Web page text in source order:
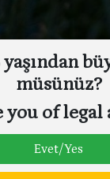
yaşından
müsünüz?
you of legal
Evet/Yes